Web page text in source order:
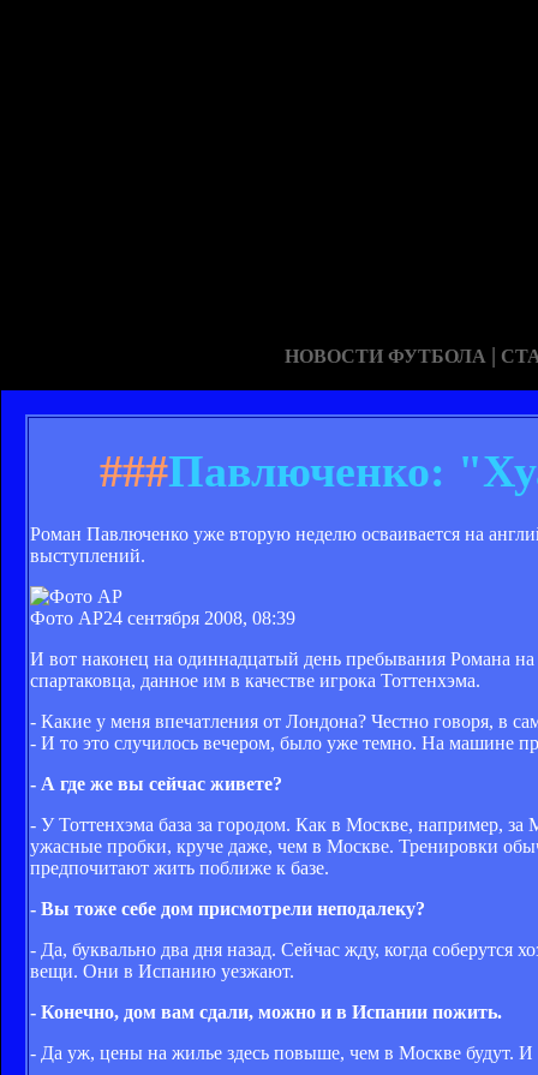
НОВОСТИ ФУТБОЛА |
###Павлюченко:
Роман Павлюченко уже вторую неделю осваивается на
выступлений.
Фото AP24 сентября 2008, 08:39
И вот наконец на одиннадцатый день пребывания Романа
спартаковца, данное им в качестве игрока Тоттенхэма.
- Какие у меня впечатления от Лондона? Честно говоря, в
- И то это случилось вечером, было уже темно. На машине
- А где же вы сейчас живете?
- У Тоттенхэма база за городом. Как в Москве, например,
ужасные пробки, круче даже, чем в Москве. Тренировки
предпочитают жить поближе к базе.
- Вы тоже себе дом присмотрели неподалеку?
- Да, буквально два дня назад. Сейчас жду, когда соберутся
вещи. Они в Испанию уезжают.
- Конечно, дом вам сдали, можно и в Испании пожить.
- Да уж, цены на жилье здесь повыше, чем в Москве будут. И